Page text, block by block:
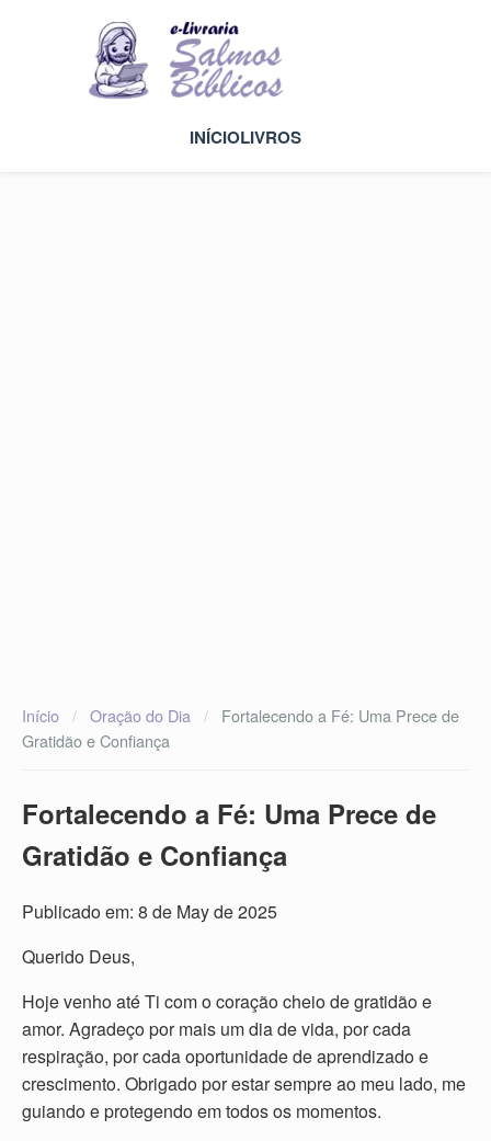
INÍCIOLIVROS
Início / Oração do Dia /
Fortalecendo a Fé: Uma Prece de
Gratidão e Confiança
Fortalecendo a Fé: Uma Prece de
Gratidão e Confiança
Publicado em: 8 de May de 2025
Querido Deus,
Hoje venho até Ti com o coração cheio de gratidão e
amor. Agradeço por mais um dia de vida, por cada
respiração, por cada oportunidade de aprendizado e
crescimento. Obrigado por estar sempre ao meu lado, me
guiando e protegendo em todos os momentos.